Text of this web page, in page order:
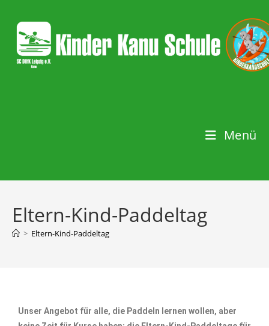
Menü
Eltern-Kind-Paddeltag
> Eltern-Kind-Paddeltag
Unser Angebot für alle, die Paddeln lernen wollen, aber